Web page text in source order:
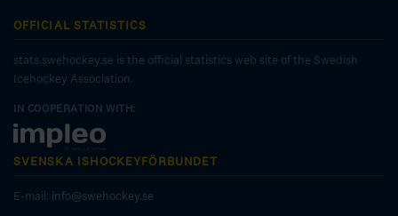
OFFICIAL STATISTICS
stats.swehockey.se is the official statistics web site of the Swedish
Icehockey Association.
IN COOPERATION WITH:
SVENSKA ISHOCKEYFÖRBUNDET
E-mail: info@swehockey.se